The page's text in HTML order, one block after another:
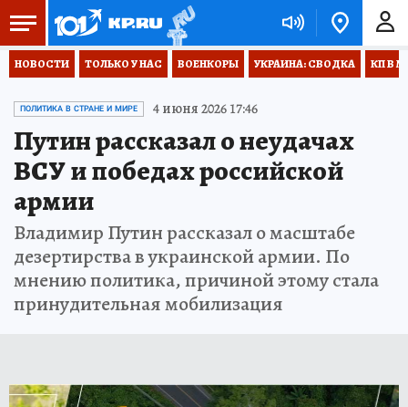
НОВОСТИ ТОЛЬКО У НАС ВОЕНКОРЫ УКРАИНА: СВОДКА КП В
ПОЛИТИКА В СТРАНЕ И МИРЕ 4 июня 2026 17:46
Путин рассказал о неудачах
ВСУ и победах российской
армии
Владимир Путин рассказал о масштабе
дезертирства в украинской армии. По
мнению политика, причиной этому стала
принудительная мобилизация